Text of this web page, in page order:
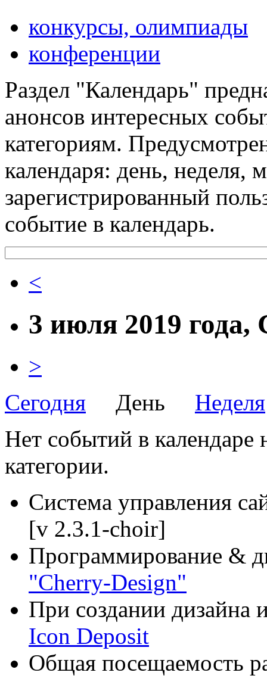
конкурсы, олимпиады
конференции
Раздел "Календарь"
анонсов интересных
категориям.
календаря: день, неделя,
зарегистрированный
событие в календарь.
<
3 июля 2019 года,
>
Сегодня День Неделя
Нет событий в календаре
категории.
Система управления
[v 2.3.1-choir]
Программирование &
"Cherry-Design"
При создании дизайна
Icon Deposit
Общая посещаемость